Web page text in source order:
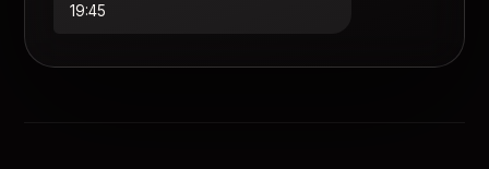
19:45